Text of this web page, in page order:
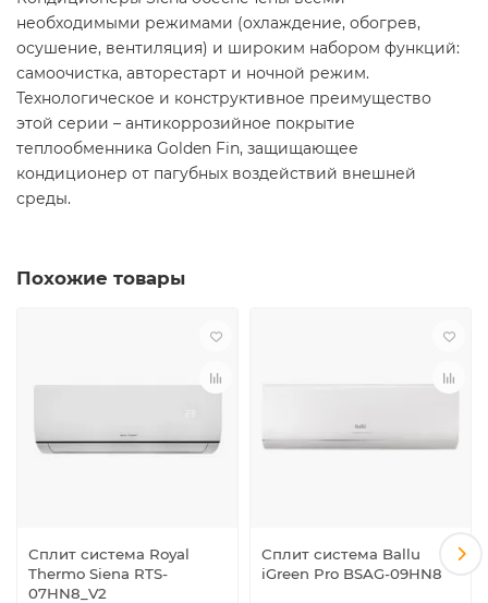
необходимыми режимами (охлаждение, обогрев,
осушение, вентиляция) и широким набором функций:
самоочистка, авторестарт и ночной режим.
Технологическое и конструктивное преимущество
этой серии – антикоррозийное покрытие
теплообменника Golden Fin, защищающее
кондиционер от пагубных воздействий внешней
среды.
Похожие товары
Сплит система Royal
Thermo Siena RTS-
07HN8_V2
Сплит система Ballu
iGreen Pro BSAG-09HN8